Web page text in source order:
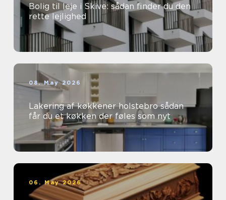
Bolig til leje i Skive: sådan finder du den
rette lejlighed
08. May 2026
Lakering af køkkener holstebro sådan
får du et køkken der føles som nyt
06. May 2026